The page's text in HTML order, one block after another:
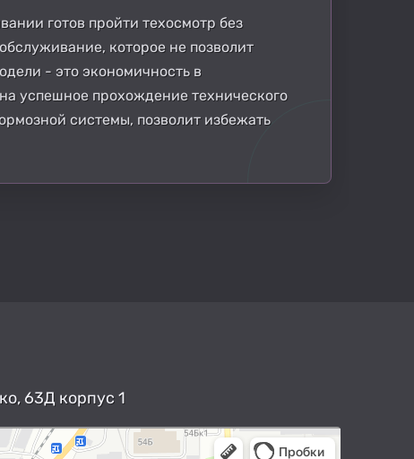
готов пройти техосмотр без
которое не позволит
- это экономичность в
успешное прохождение технического
системы, позволит избежать
63Д корпус 1